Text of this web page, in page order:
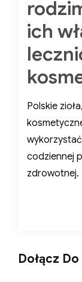
ich
Polskie
codziennej
zdrowotnej.
Dołącz